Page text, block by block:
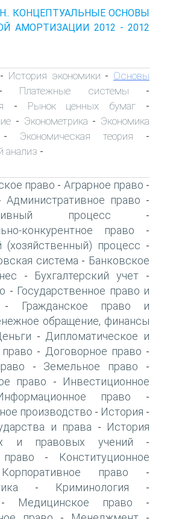
КОНЦЕПТУАЛЬНЫЕ ОСНОВЫ
АМОРТИЗАЦИИ 2012 - 2012
- История экономики - Основы
Платежные системы -
- Рынок ценных бумаг -
- Эконометрика - Экономика
Экономическая теория -
анализ -
право - Аграрное право -
Административное право -
процесс -
конкурентное право -
(хозяйственный) процесс -
система - Банковское
- Бухгалтерский учет -
- Государственное право и
Гражданское право и
обращение, финансы
- Дипломатическое и
- Договорное право -
- Земельное право -
право -
Инвестиционное
право -
производство - История -
и права -
История
и правовых учений -
-
Конституционное
Корпоративное право -
- Криминология -
Медицинское право -